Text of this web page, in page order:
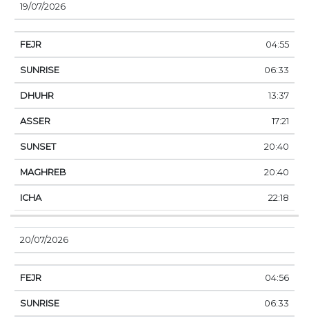
19/07/2026
04:55
06:33
13:37
17:21
20:40
20:40
22:18
20/07/2026
04:56
06:33